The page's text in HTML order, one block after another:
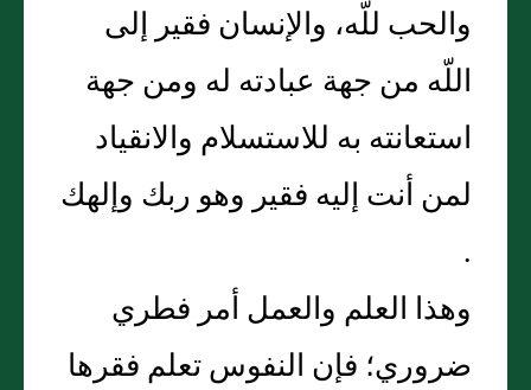
والحب للّه، والإنسان فقير إلى
اللّه من جهة عبادته له ومن جهة
استعانته به للاستسلام والانقياد
لمن أنت إليه فقير وهو ربك وإلهك
‏.‏
وهذا العلم والعمل أمر فطري
ضروري؛ فإن النفوس تعلم فقرها